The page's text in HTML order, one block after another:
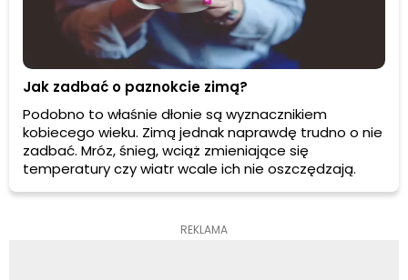
Jak zadbać o paznokcie zimą?
Podobno to właśnie dłonie są wyznacznikiem
kobiecego wieku. Zimą jednak naprawdę trudno o nie
zadbać. Mróz, śnieg, wciąż zmieniające się
temperatury czy wiatr wcale ich nie oszczędzają.
REKLAMA